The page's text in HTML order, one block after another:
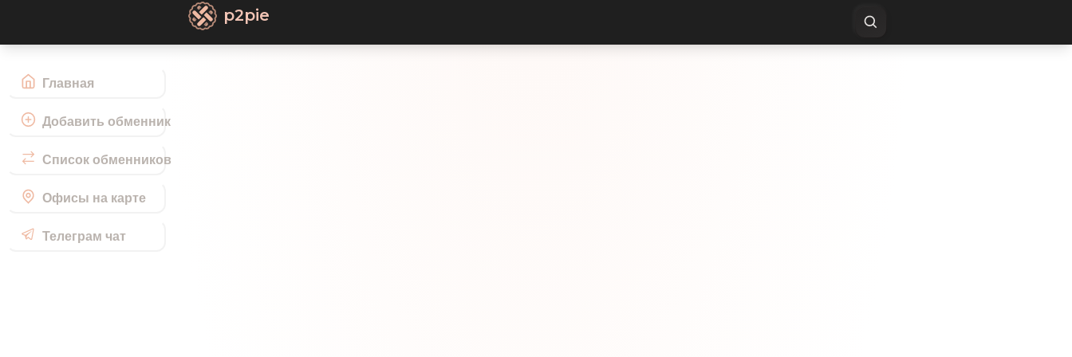
Главная
Добавить обменник
Список обменников
Офисы на карте
Телеграм чат
p2pie